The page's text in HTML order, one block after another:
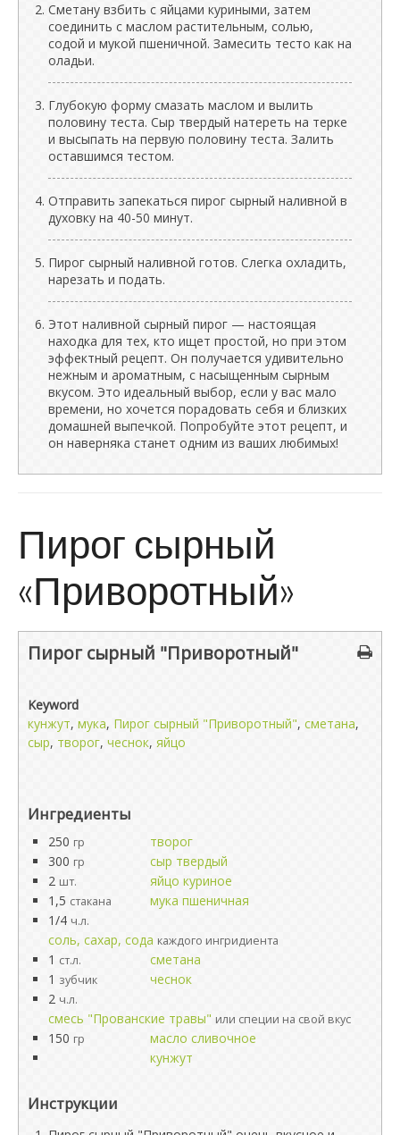
Сметану взбить с яйцами куриными, затем
соединить с маслом растительным, солью,
содой и мукой пшеничной. Замесить тесто как на
оладьи.
Глубокую форму смазать маслом и вылить
половину теста. Сыр твердый натереть на терке
и высыпать на первую половину теста. Залить
оставшимся тестом.
Отправить запекаться пирог сырный наливной в
духовку на 40-50 минут.
Пирог сырный наливной готов. Слегка охладить,
нарезать и подать.
Этот наливной сырный пирог — настоящая
находка для тех, кто ищет простой, но при этом
эффектный рецепт. Он получается удивительно
нежным и ароматным, с насыщенным сырным
вкусом. Это идеальный выбор, если у вас мало
времени, но хочется порадовать себя и близких
домашней выпечкой. Попробуйте этот рецепт, и
он наверняка станет одним из ваших любимых!
Пирог сырный
«Приворотный»
Пирог сырный "Приворотный"
Keyword
кунжут, мука, Пирог сырный "Приворотный", сметана,
сыр, творог, чеснок, яйцо
Ингредиенты
250 гр
творог
300 гр
сыр твердый
2 шт.
яйцо куриное
1,5 стакана
мука пшеничная
1/4 ч.л.
соль, сахар, сода каждого ингридиента
1 ст.л.
сметана
1 зубчик
чеснок
2 ч.л.
смесь "Прованские травы" или специи на свой вкус
150 гр
масло сливочное
кунжут
Инструкции